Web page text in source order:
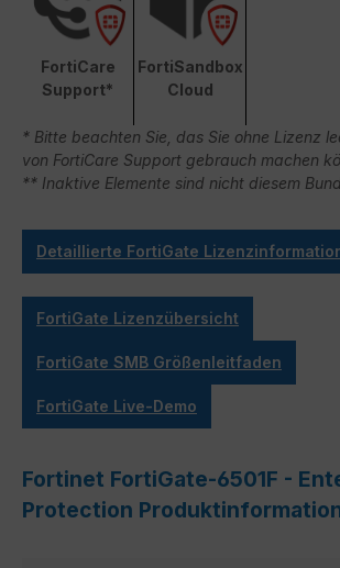
FortiCare
Support*
FortiSandbox
Cloud
* Bitte beachten Sie, das Sie ohne Lizenz
von FortiCare Support gebrauch machen
** Inaktive Elemente sind nicht diesem
Detaillierte FortiGate
FortiGate Lizenzübersicht
FortiGate SMB Größenleitfaden
FortiGate Live-Demo
Fortinet FortiGate-6501F -
Protection